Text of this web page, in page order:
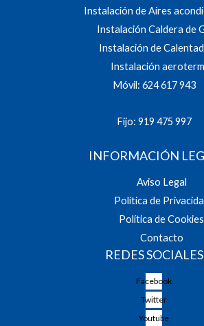
Instalación de Aires
Instalación Caldera de
Instalación de
Instalación
Móvil: 624 617 943
Fijo: 919 475 997
INFORMACIÓN
Aviso Legal
Política de
Política de Cookies
Contacto
REDES SOCIALES
Facebook
Twitter
Youtube